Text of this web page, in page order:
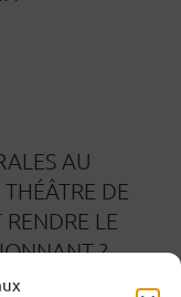
AU
DE
LE
?